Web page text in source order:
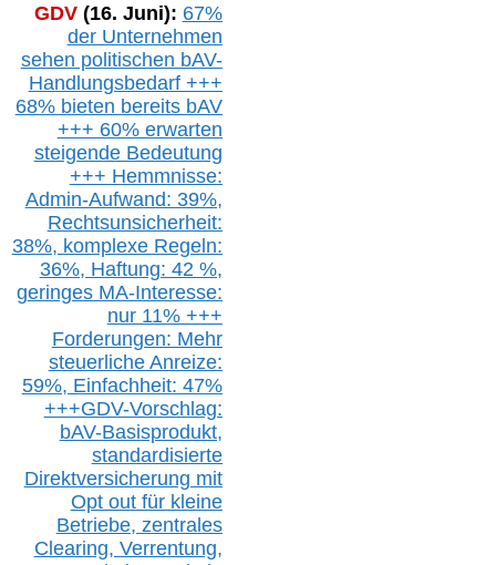
GDV (16. Juni): 67%
der Unternehmen
sehen politischen bAV-
Handlungsbedarf +++
68% bieten bereits bAV
+++ 60% erwarten
steigende Bedeutung
+++ Hemmnisse:
Admin-Aufwand: 39%,
Rechtsunsicherheit:
38%, komplexe Regeln:
36%, Haftung: 42 %,
geringes MA-Interesse:
nur 11% +++
Forderungen: Mehr
steuerliche Anreize:
59%, Einfachheit: 47%
+++GDV-Vorschlag:
bAV-Basisprodukt,
standardisierte
Direktversicherung mit
Opt outfür kleine
Betriebe, zentrales
Clearing, Verrentung,